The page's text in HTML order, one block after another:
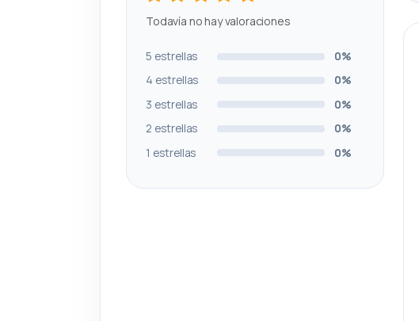
Todavía no hay valoraciones
5 estrellas
0%
4 estrellas
0%
3 estrellas
0%
2 estrellas
0%
1 estrellas
0%